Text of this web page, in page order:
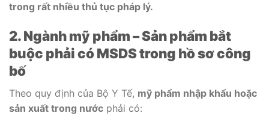
trong rất nhiều thủ tục pháp lý.
2. Ngành mỹ phẩm – Sản phẩm bắt
buộc phải có MSDS trong hồ sơ công
bố
Theo quy định của Bộ Y Tế, mỹ phẩm nhập khẩu hoặc
sản xuất trong nước phải có: